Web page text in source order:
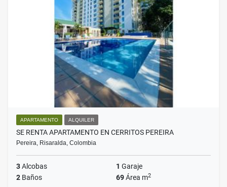
APARTAMENTO ALQUILER
SE RENTA APARTAMENTO EN CERRITOS PEREIRA
Pereira, Risaralda, Colombia
3Alcobas 1 Garaje
2 Baños 69Área m2